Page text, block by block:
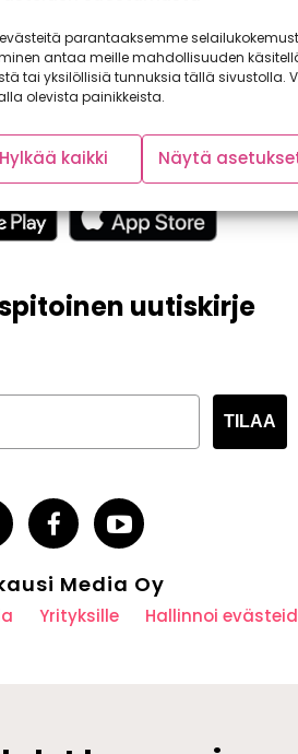
parantaaksemme
antaa meille mahdollisuuden
tai yksilöllisiä tunnuksia tällä sivustolla.
olevista painikkeista.
Hylkää kaikki Näytä
uutiskirje
TILAA
Media Oy
Yrityksille Hallinnoi